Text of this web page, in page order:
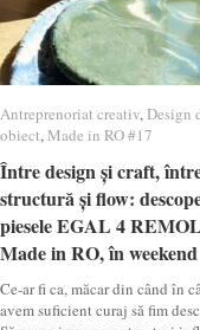
Antreprenoriat creativ,Design
obiect,Made in RO #17
Între design și craft,
structură și flow:
piesele EGAL 4
Made in RO, în weekend
Ce-ar fi ca, măcar din când în
avem suficient curaj să fim
Antreprenoriat creativ Design
obiect Made in RO #17
Între design și craft,
structură și flow:
piesele EGAL 4
Made in RO, în weekend